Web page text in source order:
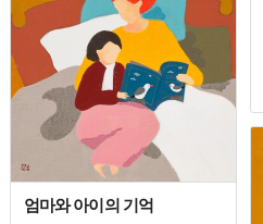
엄마와 아이의 기억